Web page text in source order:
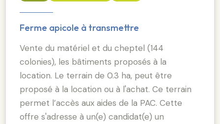
Ferme apicole à transmettre
Vente du matériel et du cheptel (144
colonies), les bâtiments proposés à la
location. Le terrain de 0.3 ha, peut être
proposé à la location ou à l'achat. Ce terrain
permet l’accès aux aides de la PAC. Cette
offre s'adresse à un(e) candidat(e) un